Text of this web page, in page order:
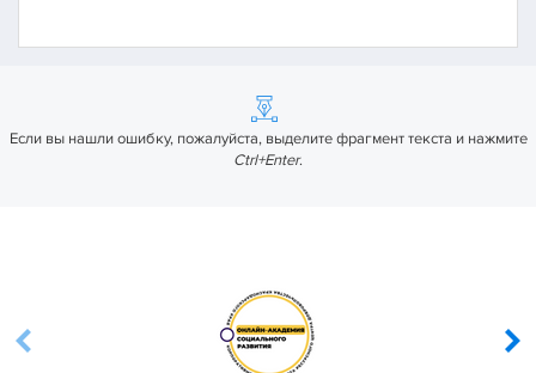
Если вы нашли ошибку, пожалуйста, выделите фрагмент текста и нажмите
Ctrl+Enter.